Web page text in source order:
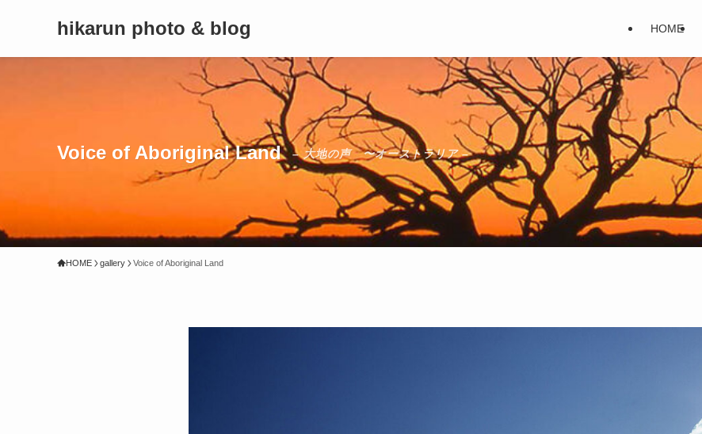
hikarun photo & blog HOME
Voice of Aboriginal Land – 大地の声 〜オーストラリア –
HOME gallery Voice of Aboriginal Land